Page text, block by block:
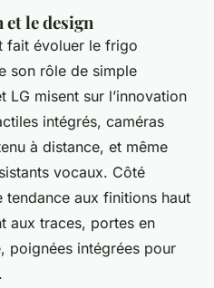
le design
fait évoluer le frigo
son rôle de simple
LG misent sur l’innovation
intégrés, caméras
à distance, et même
vocaux. Côté
tendance aux finitions haut
aux traces, portes en
poignées intégrées pour